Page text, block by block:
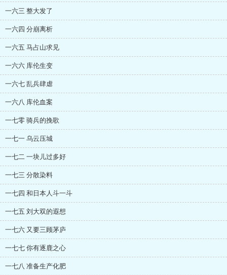
一六三 整大发了
一六四 分崩离析
一六五 马占山求见
一六六 库伦生变
一六七 乱兵肆虐
一六八 库伦血案
一七零 骑兵的挽歌
一七一 乌云压城
一七二 一块儿过多好
一七三 分散染料
一七四 和日本人斗一斗
一七五 刘大双的遐想
一七六 又要三顾茅庐
一七七 你有逐鹿之心
一七八 准备生产化肥